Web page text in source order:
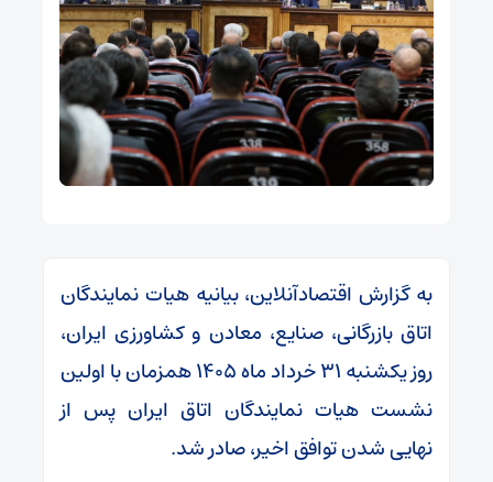
به گزارش اقتصادآنلاین، بیانیه هیات نمایندگان
اتاق بازرگانی، صنایع، معادن و کشاورزی ایران،
روز یکشنبه ۳۱ خرداد ماه ۱۴۰۵ همزمان با اولین
نشست هیات نمایندگان اتاق ایران پس از
نهایی شدن توافق اخیر، صادر شد.